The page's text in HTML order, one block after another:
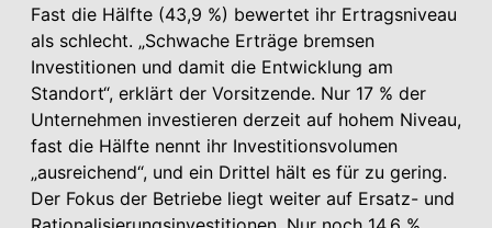
Fast die Hälfte (43,9 %) bewertet ihr Ertragsniveau
als schlecht. „Schwache Erträge bremsen
Investitionen und damit die Entwicklung am
Standort“, erklärt der Vorsitzende. Nur 17 % der
Unternehmen investieren derzeit auf hohem Niveau,
fast die Hälfte nennt ihr Investitionsvolumen
„ausreichend“, und ein Drittel hält es für zu gering.
Der Fokus der Betriebe liegt weiter auf Ersatz- und